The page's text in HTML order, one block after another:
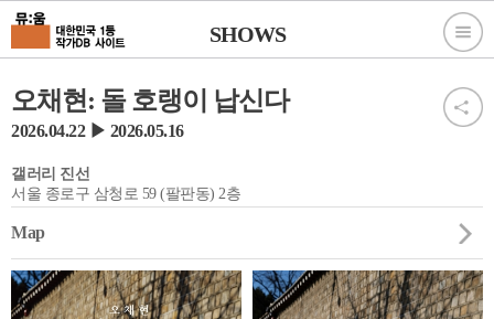
SHOWS
오채현: 돌 호랭이 납신다
2026.04.22 ▶ 2026.05.16
갤러리 진선
서울 종로구 삼청로 59 (팔판동) 2층
Map